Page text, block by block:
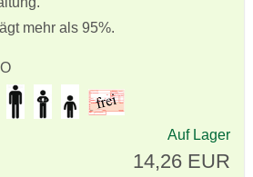
mehr als 95%.
Auf Lager
14,26 EUR